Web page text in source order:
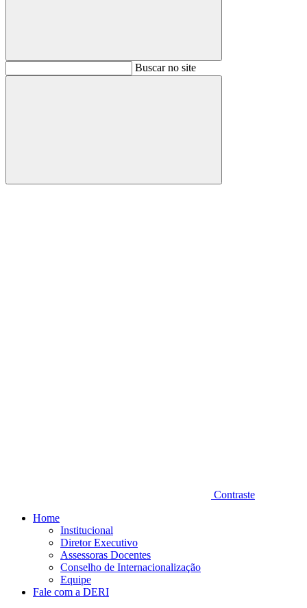
BuscarBuscar no site
Buscar
Contraste
Home
Institucional
Diretor Executivo
Assessoras Docentes
Conselho de Internacionalização
Equipe
Fale com a DERI